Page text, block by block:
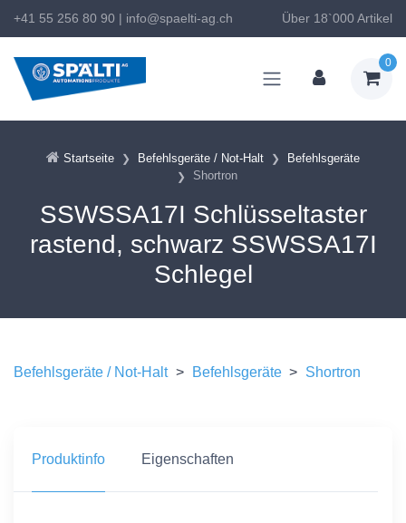
+41 55 256 80 90 | info@spaelti-ag.ch Über 18`000 Artikel
0
Startseite Befehlsgeräte / Not-Halt
Befehlsgeräte
Shortron
SSWSSA17I Schlüsseltaster
rastend, schwarz SSWSSA17I
Schlegel
Befehlsgeräte / Not-Halt > Befehlsgeräte > Shortron
Produktinfo Eigenschaften